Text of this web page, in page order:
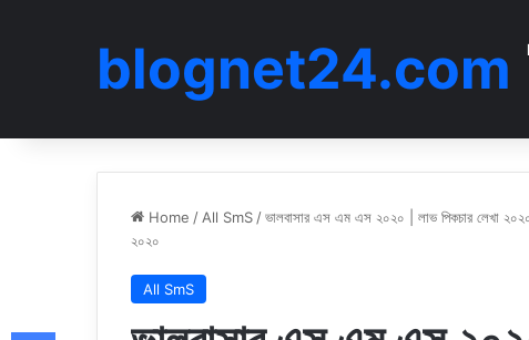
blognet24.com
Home / All SmS /ভালবাসার এস এম এস ২০২০ | লাভ পিকচার লেখা
২০২০
All SmS
Facebook